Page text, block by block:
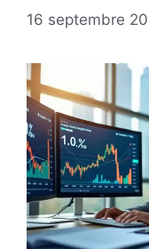
16 septembre